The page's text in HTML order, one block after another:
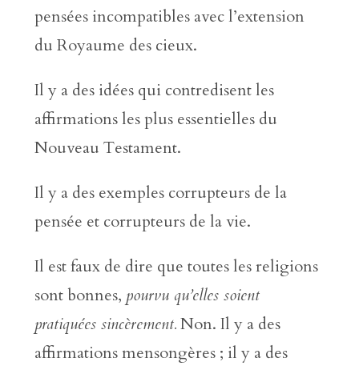
pensées incompatibles avec l’extension
du Royaume des cieux.
Il y a des idées qui contredisent les
affirmations les plus essentielles du
Nouveau Testament.
Il y a des exemples corrupteurs de la
pensée et corrupteurs de la vie.
Il est faux de dire que toutes les religions
sont bonnes, pourvu qu’elles soient
pratiquées sincèrement.Non. Il y a des
affirmations mensongères ; il y a des